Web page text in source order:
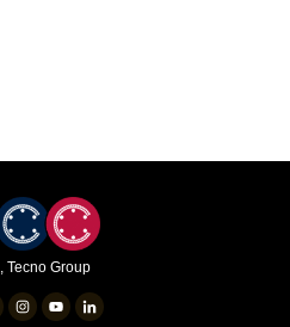
, Tecno Group